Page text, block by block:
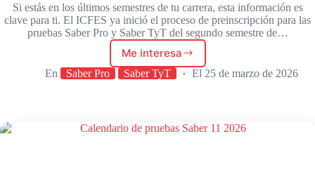
Si estás en los últimos semestres de tu carrera, esta información es
clave para ti. El ICFES ya inició el proceso de preinscripción para las
pruebas Saber Pro y Saber TyT del segundo semestre de…
Me interesa
ICFES
abre
Pro
En Saber Pro Saber TyT El 25 de marzo de 2026